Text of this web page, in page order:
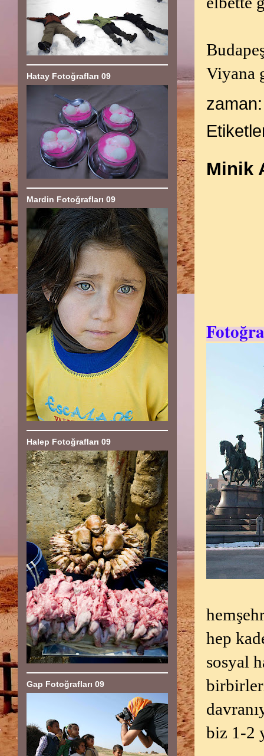
Viyana
Minik
hep
sosyal
biz 1-2
Hatay Fotoğrafları 09
Mardin Fotoğrafları 09
Halep Fotoğrafları 09
Gap Fotoğrafları 09